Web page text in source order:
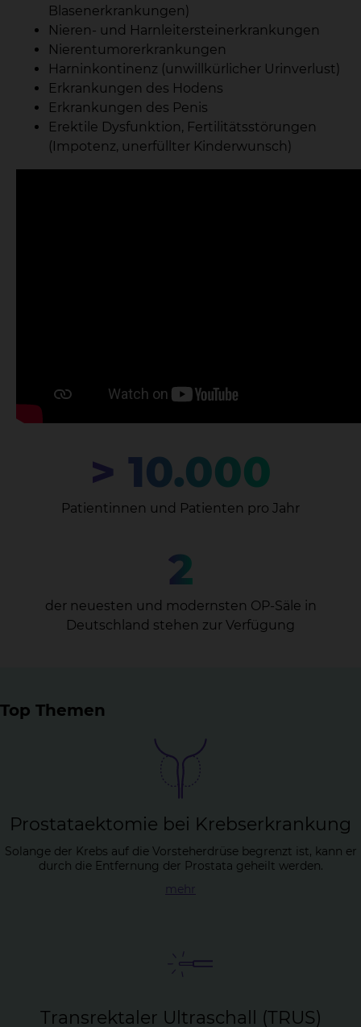
Blasenerkrankungen)
Nieren- und Harnleitersteinerkrankungen
Nierentumorerkrankungen
Harninkontinenz (unwillkürlicher Urinverlust)
Erkrankungen des Hodens
Erkrankungen des Penis
Erektile Dysfunktion, Fertilitätsstörungen
(Impotenz, unerfüllter Kinderwunsch)
> 10.000
Patientinnen und Patienten pro Jahr
2
der neuesten und modernsten OP-Säle in
Deutschland stehen zur Verfügung
Top Themen
Pro­sta­taek­to­mie bei Krebs­er­kran­kung
Solange der Krebs auf die Vorsteherdrüse begrenzt ist, kann er
durch die Entfernung der Prostata geheilt werden.
mehr
Trans­rek­ta­ler Ul­tra­schall (TRUS)